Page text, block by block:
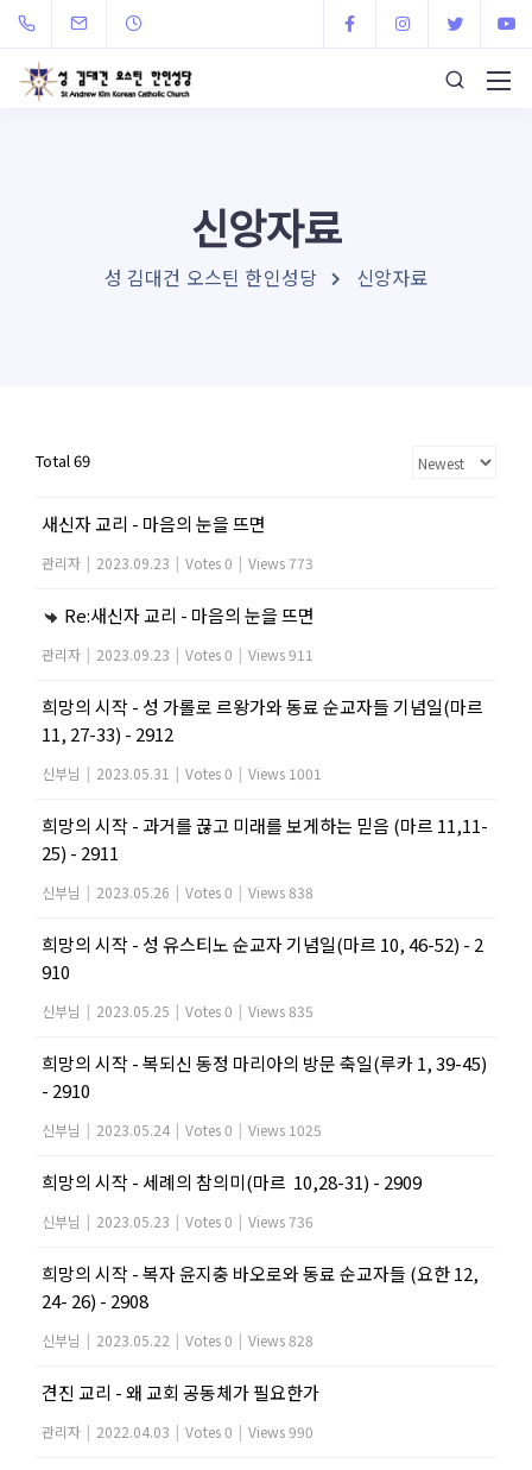
신앙자료
성 김대건 오스틴 한인성당 신앙자료
Total 69
새신자 교리 - 마음의 눈을 뜨면
관리자 | 2023.09.23 | Votes 0 | Views 773
Re:새신자 교리 - 마음의 눈을 뜨면
관리자 | 2023.09.23 | Votes 0 | Views 911
희망의 시작 - 성 가롤로 르왕가와 동료 순교자들 기념일(마르
11, 27-33) - 2912
신부님 | 2023.05.31 | Votes 0 | Views 1001
희망의 시작 - 과거를 끊고 미래를 보게하는 믿음 (마르 11,11-
25) - 2911
신부님 | 2023.05.26 | Votes 0 | Views 838
희망의 시작 - 성 유스티노 순교자 기념일(마르 10, 46-52) - 2
910
신부님 | 2023.05.25 | Votes 0 | Views 835
희망의 시작 - 복되신 동정 마리아의 방문 축일(루카 1, 39-45)
- 2910
신부님 | 2023.05.24 | Votes 0 | Views 1025
희망의 시작 - 세례의 참의미(마르 10,28-31) - 2909
신부님 | 2023.05.23 | Votes 0 | Views 736
희망의 시작 - 복자 윤지충 바오로와 동료 순교자들 (요한 12,
24- 26) - 2908
신부님 | 2023.05.22 | Votes 0 | Views 828
견진 교리 - 왜 교회 공동체가 필요한가
관리자 | 2022.04.03 | Votes 0 | Views 990